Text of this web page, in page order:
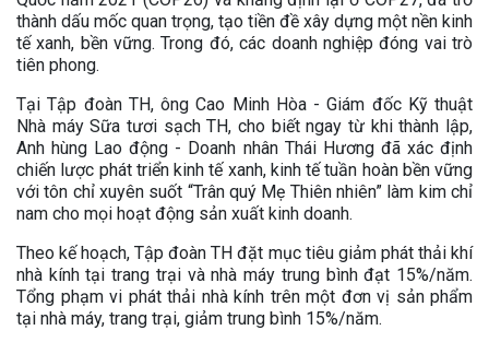
thành dấu mốc quan trọng, tạo tiền đề xây dựng một nền kinh
tế xanh, bền vững. Trong đó, các doanh nghiệp đóng vai trò
tiên phong.
Tại Tập đoàn TH, ông Cao Minh Hòa - Giám đốc Kỹ thuật
Nhà máy Sữa tươi sạch TH, cho biết ngay từ khi thành lập,
Anh hùng Lao động - Doanh nhân Thái Hương đã xác định
chiến lược phát triển kinh tế xanh, kinh tế tuần hoàn bền vững
với tôn chỉ xuyên suốt “Trân quý Mẹ Thiên nhiên” làm kim chỉ
nam cho mọi hoạt động sản xuất kinh doanh.
Theo kế hoạch, Tập đoàn TH đặt mục tiêu giảm phát thải khí
nhà kính tại trang trại và nhà máy trung bình đạt 15%/năm.
Tổng phạm vi phát thải nhà kính trên một đơn vị sản phẩm
tại nhà máy, trang trại, giảm trung bình 15%/năm.